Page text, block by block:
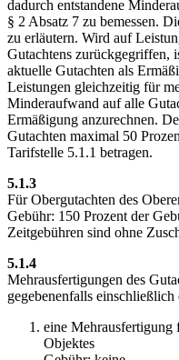
dadurch entstandene
§ 2 Absatz 7 zu bemessen.
zu erläutern. Wird auf
Gutachtens zurückgegriffen,
aktuelle Gutachten als
Leistungen gleichzeitig für
Minderaufwand auf alle
Ermäßigung anzurechnen.
Gutachten maximal 50
Tarifstelle 5.1.1 betragen.
5.1.3
Für Obergutachten des
Gebühr: 150 Prozent der
Zeitgebühren sind ohne
5.1.4
Mehrausfertigungen des
gegebenenfalls
eine Mehrausfertigung
Objektes